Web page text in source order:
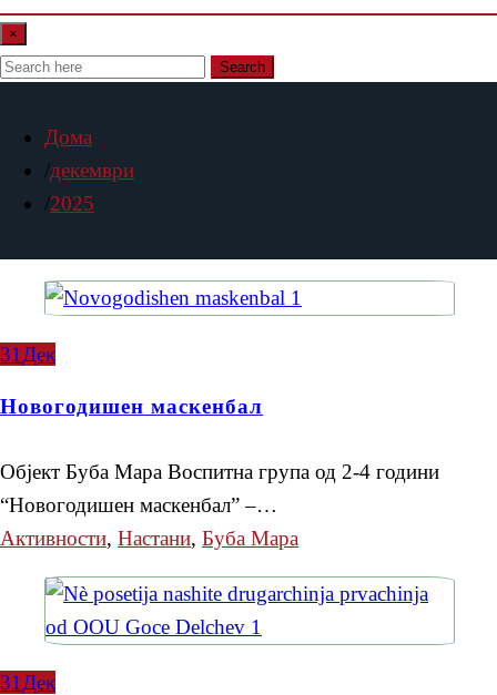
×
Search
Дома
декември
2025
31 Дек
Новогодишен маскенбал
Објект Буба Мара Воспитна група од 2-4 години
“Новогодишен маскенбал” –…
Активности, Настани, Буба Мара
31 Дек